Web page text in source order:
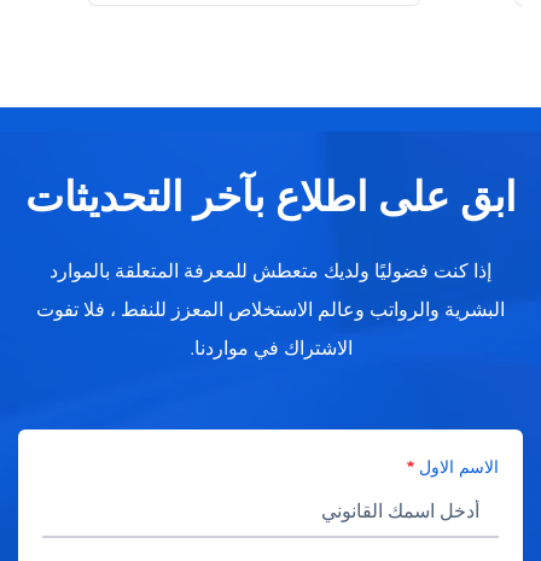
ابق على اطلاع بآخر التحديثات
إذا كنت فضوليًا ولديك متعطش للمعرفة المتعلقة بالموارد
البشرية والرواتب وعالم الاستخلاص المعزز للنفط ، فلا تفوت
الاشتراك في مواردنا.
الاسم الاول